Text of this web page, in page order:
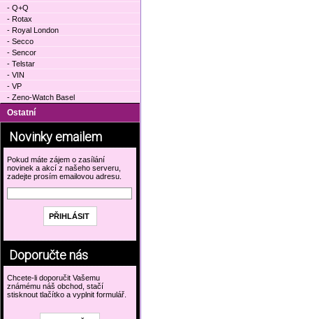
- Q+Q
- Rotax
- Royal London
- Secco
- Sencor
- Telstar
- VIN
- VP
- Zeno-Watch Basel
Ostatní
Novinky emailem
Pokud máte zájem o zasílání
novinek a akcí z našeho serveru,
zadejte prosím emailovou adresu.
Doporučte nás
Chcete-li doporučit Vašemu
známému náš obchod, stačí
stisknout tlačítko a vyplnit formulář.